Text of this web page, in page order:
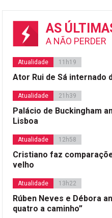
AS
A NÃO PERDER
Atualidade 11h19
Ator Rui de Sá internado
Atualidade 21h39
Palácio de Buckingham
Lisboa
Atualidade 12h58
Cristiano faz
velho
Atualidade 13h22
Rúben Neves e Débora
quatro a caminho”